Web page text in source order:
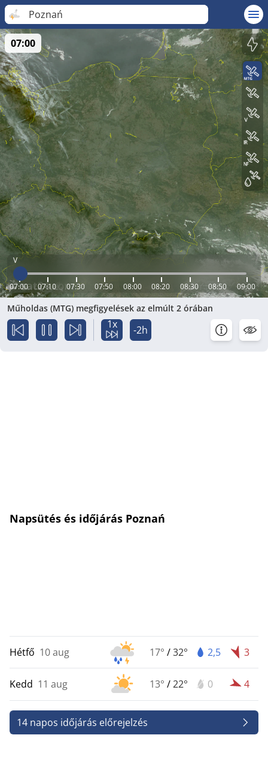
Poznań
V
07:00 07:10 07:30 07:50 08:00 08:20 08:30 08:50 09:00
07:00
Műholdas (MTG) megfigyelések az elmúlt 2 órában
1x -2h
Napsütés és időjárás Poznań
Hétfő 10 aug 17° /32° 2,5 3
Kedd 11 aug 13° /22° 0 4
14 napos időjárás előrejelzés